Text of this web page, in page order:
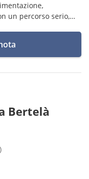
un percorso serio,
Bertelà